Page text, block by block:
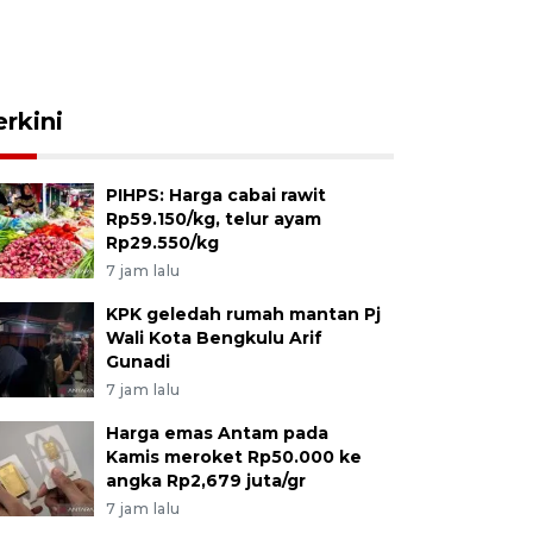
PIHPS: Harga cabai rawit
Rp59.150/kg, telur ayam
Rp29.550/kg
7 jam lalu
KPK geledah rumah mantan Pj
Wali Kota Bengkulu Arif
Gunadi
7 jam lalu
Harga emas Antam pada
Kamis meroket Rp50.000 ke
angka Rp2,679 juta/gr
7 jam lalu